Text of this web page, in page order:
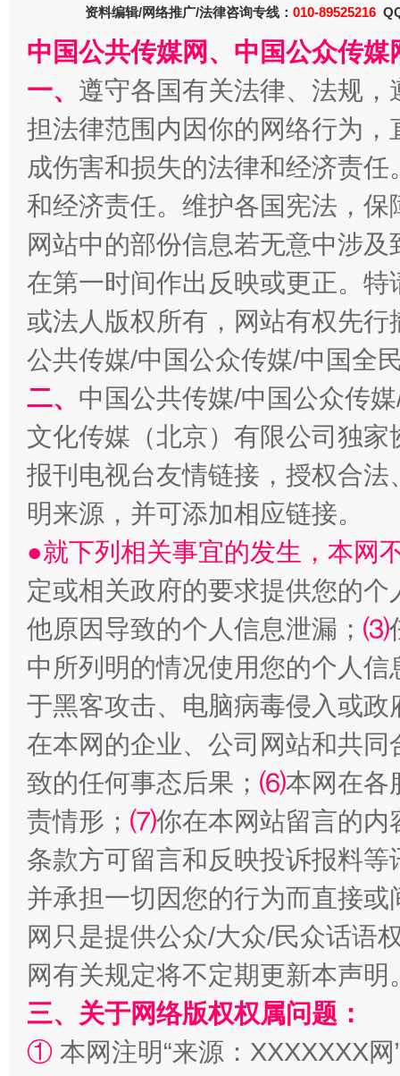
习近平的博鳌关键词
魏明亮
“刷贴”乱象丛生
揭批美国五大"原罪" "炒
解纷+调解+退费，一次搞定
站台名比不上好声名
资料编辑/网络推广/法律咨询专线： 010-89525216
中国公共传媒网、中国公众传
一、 遵守各国有关法律、法规
担法律范围内因你的网络行为
成伤害和损失的法律和经济责
和经济责任。维护各国宪法，
网站中的部份信息若无意中涉
在第一时间作出反映或更正。
或法人版权所有，网站有权先
公共传媒/中国公众传媒/中国全
二、 中国公共传媒/中国公众传
文化传媒（北京）有限公司独
报刊电视台友情链接，授权合
明来源，并可添加相应链接。
●就下列相关事宜的发生，本网
定或相关政府的要求提供您的个
他原因导致的个人信息泄漏； ⑶
中所列明的情况使用您的个人
于黑客攻击、电脑病毒侵入或
在本网的企业、公司网站和共
致的任何事态后果； ⑹本网在各
责情形； ⑺你在本网站留言的内
条款方可留言和反映投诉报料
并承担一切因您的行为而直接
网只是提供公众/大众/民众话语
网有关规定将不定期更新本声明
三、关于网络版权权属问题：
① 本网注明“来源：XXXXXXX